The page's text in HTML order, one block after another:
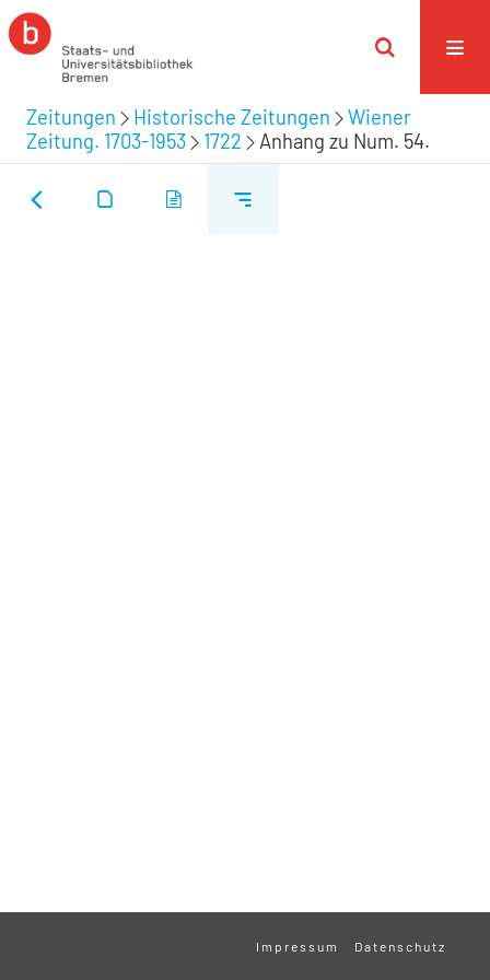
Zeitungen Historische Zeitungen
Wiener
Zeitung. 1703-1953
1722 Anhang zu Num. 54.
Impressum Datenschutz